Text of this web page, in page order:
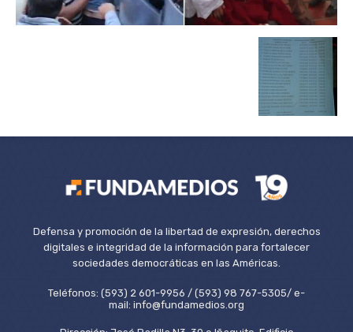
Defensa y promoción de la libertad de expresión, derechos
digitales e integridad de la información para fortalecer
sociedades democráticas en las Américas.
Teléfonos: (593) 2 601-9956 / (593) 98 767-5305/ e-
mail: info@fundamedios.org